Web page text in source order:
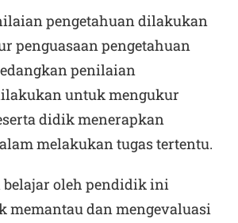
pengetahuan dilakukan
penguasaan pengetahuan
penilaian
untuk mengukur
didik menerapkan
melakukan tugas tertentu.
oleh pendidik ini
memantau dan mengevaluasi